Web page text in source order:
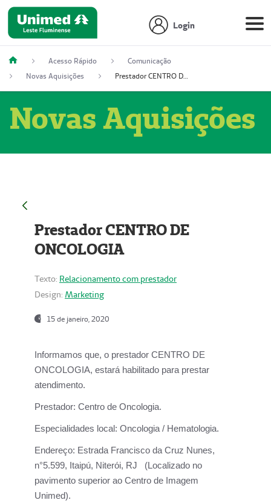
Login
Acesso Rápido
Comunicação
Novas Aquisições
Prestador CENTRO DE ONCOLOGIA
Novas Aquisições
Prestador CENTRO DE
ONCOLOGIA
Texto: Relacionamento com prestador
Design: Marketing
15 de janeiro, 2020
Informamos que, o prestador CENTRO DE
ONCOLOGIA, estará habilitado para prestar
atendimento.
Prestador: Centro de Oncologia.
Especialidades local: Oncologia / Hematologia.
Endereço: Estrada Francisco da Cruz Nunes,
n°5.599, Itaipú, Niterói, RJ (Localizado no
pavimento superior ao Centro de Imagem
Unimed).